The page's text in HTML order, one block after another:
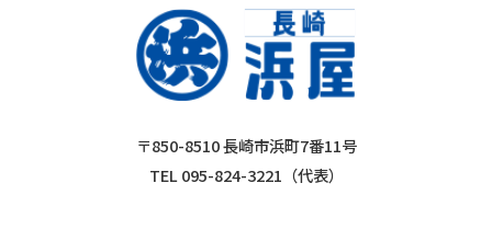
〒850-8510 長崎市浜町7番11号
TEL 095-824-3221（代表）